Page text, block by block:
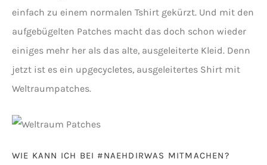
einfach zu einem normalen Tshirt gekürzt. Und mit den
aufgebügelten Patches macht das doch schon wieder
einiges mehr her als das alte, ausgeleiterte Kleid. Denn
jetzt ist es ein upgecycletes, ausgeleitertes Shirt mit
Weltraumpatches.
WIE KANN ICH BEI #NAEHDIRWAS MITMACHEN?